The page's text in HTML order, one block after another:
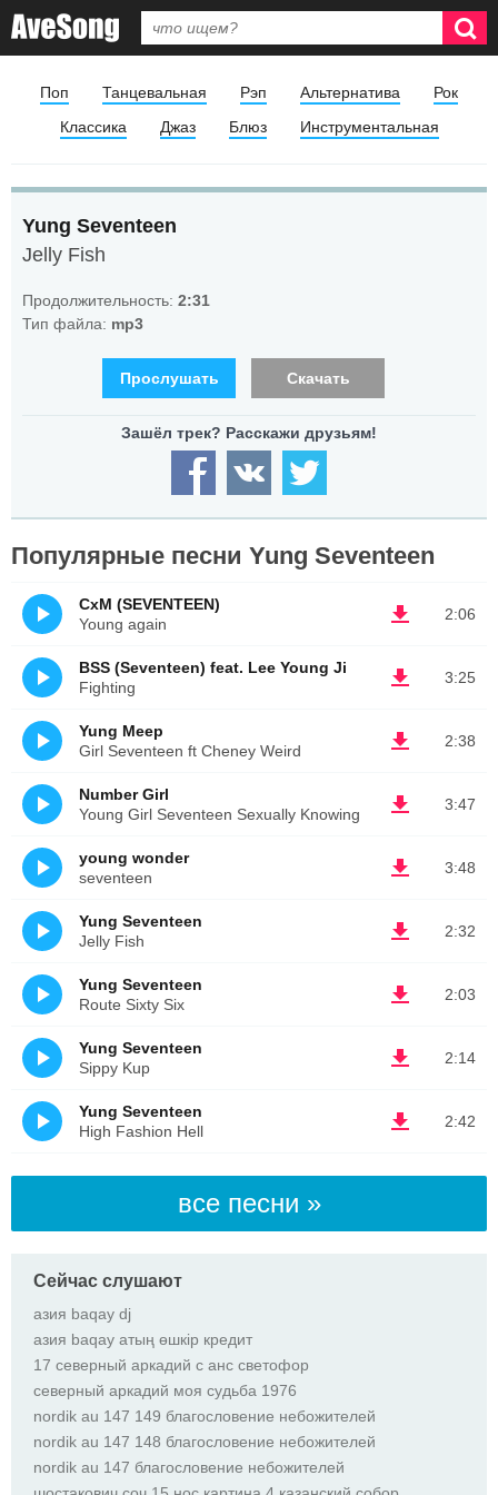
Поп Танцевальная Рэп Альтернатива
Рок
Классика
Джаз Блюз Инструментальная
Yung Seventeen
Jelly Fish
Продолжительность: 2:31
Тип файла: mp3
Прослушать Скачать
Популярные песни Yung Seventeen
2:06
CxM (SEVENTEEN)
Young again
3:25
BSS (Seventeen) feat. Lee Young Ji
Fighting
2:38
Yung Meep
Girl Seventeen ft Cheney Weird
3:47
Number Girl
Young Girl Seventeen Sexually Knowing
3:48
young wonder
seventeen
2:32
Yung Seventeen
Jelly Fish
2:03
Yung Seventeen
Route Sixty Six
2:14
Yung Seventeen
Sippy Kup
2:42
Yung Seventeen
High Fashion Hell
все песни »
Сейчас слушают
азия baqay dj
азия baqay атың өшкір кредит
17 северный аркадий с анс светофор
северный аркадий моя судьба 1976
nordik au 147 149 благословение небожителей
nordik au 147 148 благословение небожителей
nordik au 147 благословение небожителей